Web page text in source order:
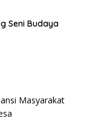
Seni Budaya